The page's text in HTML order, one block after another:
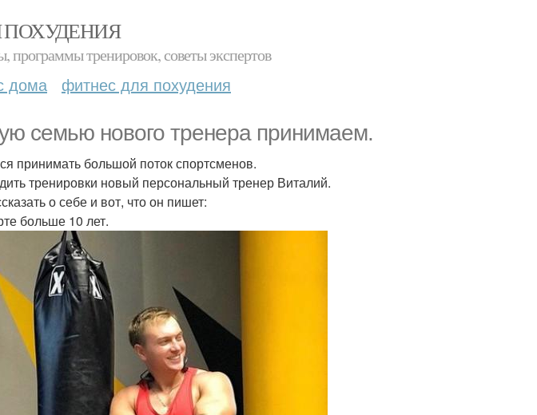
тренировок, советы экспертов
дома фитнес для похудения
семью нового тренера принимаем.
принимать большой поток спортсменов.
тренировки новый персональный тренер Виталий.
о себе и вот, что он пишет:
больше 10 лет.